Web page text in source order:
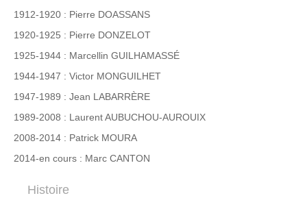
1912-1920 : Pierre DOASSANS
1920-1925 : Pierre DONZELOT
1925-1944 : Marcellin GUILHAMASSÉ
1944-1947 : Victor MONGUILHET
1947-1989 : Jean LABARRÈRE
1989-2008 : Laurent AUBUCHOU-AUROUIX
2008-2014 : Patrick MOURA
2014-en cours : Marc CANTON
Histoire